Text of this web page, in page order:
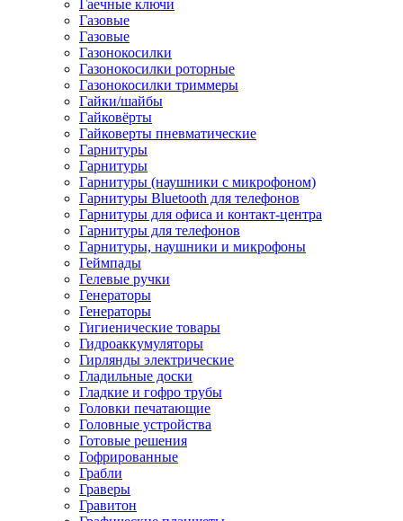
Гаечные ключи
Газовые
Газовые
Газонокосилки
Газонокосилки роторные
Газонокосилки триммеры
Гайки/шайбы
Гайковёрты
Гайковерты пневматические
Гарнитуры
Гарнитуры
Гарнитуры (наушники с микрофоном)
Гарнитуры Bluetooth для телефонов
Гарнитуры для офиса и контакт-центра
Гарнитуры для телефонов
Гарнитуры, наушники и микрофоны
Геймпады
Гелевые ручки
Генераторы
Генераторы
Гигиенические товары
Гидроаккумуляторы
Гирлянды электрические
Гладильные доски
Гладкие и гофро трубы
Головки печатающие
Головные устройства
Готовые решения
Гофрированные
Грабли
Граверы
Гравитон